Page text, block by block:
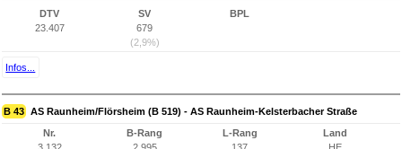
DTV
23.407
SV
679
(2,9%)
BPL
Infos...
B 43 AS Raunheim/Flörsheim (B 519) - AS Raunheim-Kelsterbacher Straße
Nr.
B-Rang
L-Rang
Land